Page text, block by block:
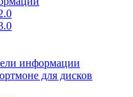
информации
для дисков